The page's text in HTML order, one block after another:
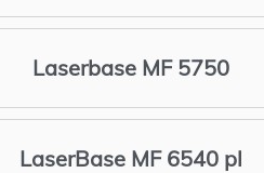
Laserbase MF 5750
LaserBase MF 6540 pl